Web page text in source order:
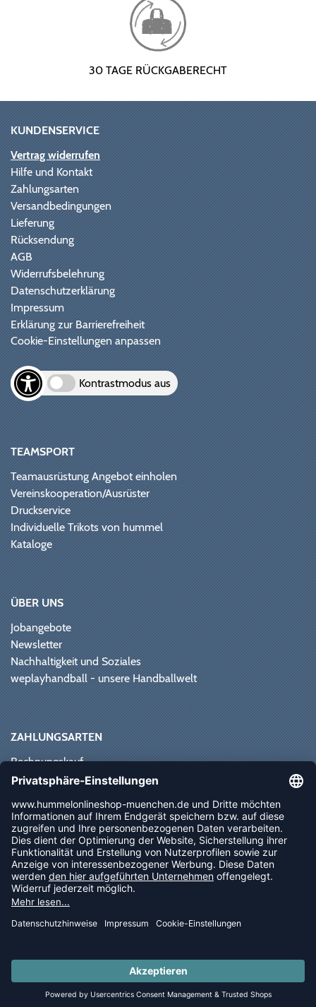
LAST PIECES: Bekleidung - Spare bis zu 65%
30 TAGE RÜCKGABERECHT
KUNDENSERVICE
Vertrag widerrufen
Hilfe und Kontakt
Zahlungsarten
Versandbedingungen
Lieferung
Rücksendung
AGB
Widerrufsbelehrung
Datenschutzerklärung
Impressum
Erklärung zur Barrierefreiheit
Cookie-Einstellungen anpassen
Kontrastmodus aus
TEAMSPORT
Teamausrüstung Angebot einholen
Vereinskooperation/Ausrüster
Druckservice
Individuelle Trikots von hummel
Kataloge
ÜBER UNS
Jobangebote
Newsletter
Nachhaltigkeit und Soziales
weplayhandball - unsere Handballwelt
ZAHLUNGSARTEN
Rechnungskauf
Paypal
Vorkasse
Sofortüberweisung
NEWSLETTER